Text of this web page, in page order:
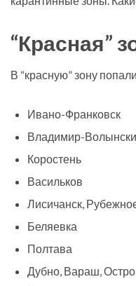
“Красная”
В “красную” зону
Ивано-Франковск
Владимир-
Коростень
Васильков
Лисичанск,
Беляевка
Полтава
Дубно, Вараш,